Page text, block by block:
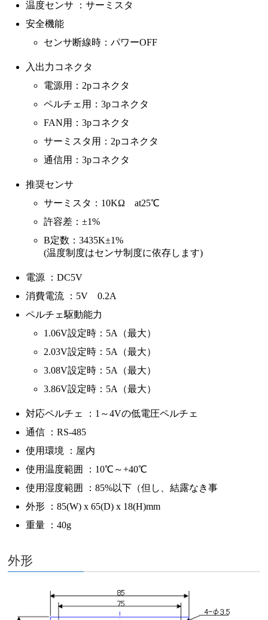
温度センサ ：サーミスタ
安全機能
センサ断線時：パワーOFF
入出力コネクタ
電源用：2pコネクタ
ペルチェ用：3pコネクタ
FAN用：3pコネクタ
サーミスタ用：2pコネクタ
通信用：3pコネクタ
推奨センサ
サーミスタ：10KΩ at25℃
許容差：±1%
B定数：3435K±1%
(温度制度はセンサ制度に依存します)
電源 ：DC5V
消費電流 ：5V 0.2A
ペルチェ駆動能力
1.06V設定時：5A（最大）
2.03V設定時：5A（最大）
3.08V設定時：5A（最大）
3.86V設定時：5A（最大）
対応ペルチェ ：1～4Vの低電圧ペルチェ
通信 ：RS-485
使用環境 ：屋内
使用温度範囲 ：10℃～+40℃
使用湿度範囲 ：85%以下（但し、結露なき事
外形 ：85(W) x 65(D) x 18(H)mm
重量 ：40g
外形